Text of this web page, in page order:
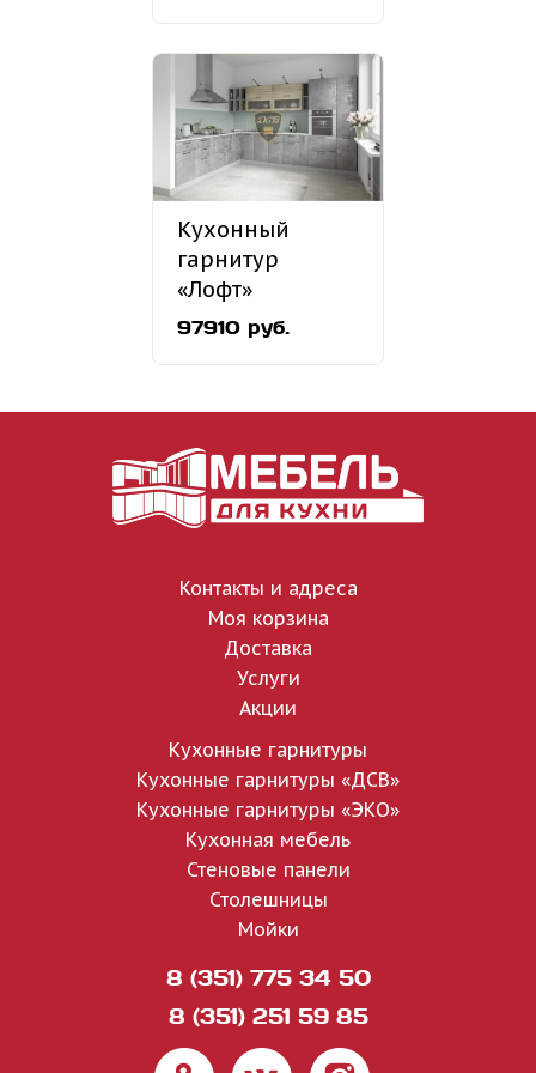
Кухонный
гарнитур
«Лофт»
2600х3400 мм
97910 руб.
Контакты и адреса
Моя корзина
Доставка
Услуги
Акции
Кухонные гарнитуры
Кухонные гарнитуры «ДСВ»
Кухонные гарнитуры «ЭКО»
Кухонная мебель
Стеновые панели
Столешницы
Мойки
8 (351) 775 34 50
8 (351) 251 59 85